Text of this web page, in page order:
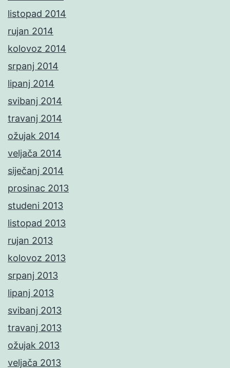
listopad 2014
rujan 2014
kolovoz 2014
srpanj 2014
lipanj 2014
svibanj 2014
travanj 2014
ožujak 2014
veljača 2014
siječanj 2014
prosinac 2013
studeni 2013
listopad 2013
rujan 2013
kolovoz 2013
srpanj 2013
lipanj 2013
svibanj 2013
travanj 2013
ožujak 2013
veljača 2013